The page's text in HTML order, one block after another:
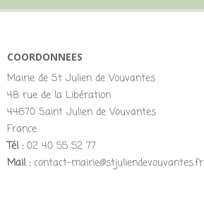
COORDONNEES
Mairie de St Julien de Vouvantes
48 rue de la Libération
44670 Saint Julien de Vouvantes
France
Tél :02 40 55 52 77
Mail :contact-mairie@stjuliendevouvantes.fr